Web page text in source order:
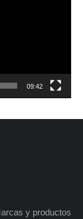
09:42
y productos